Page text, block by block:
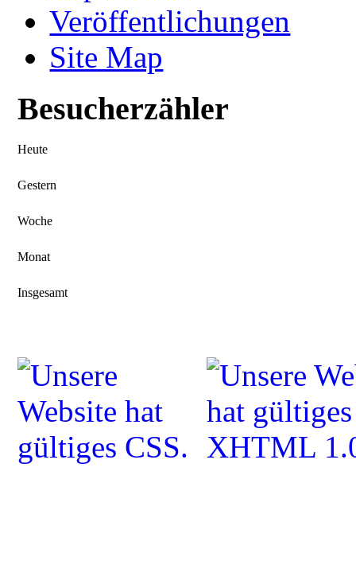
Veröffentlichungen
Site Map
Besucherzähler
Heute
Gestern
Woche
Monat
Insgesamt